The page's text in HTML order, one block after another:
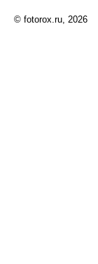
© fotorox.ru, 2026